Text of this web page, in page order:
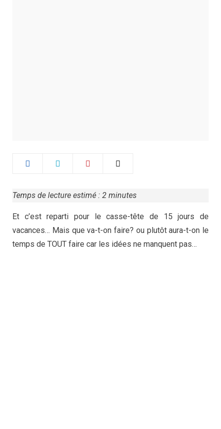
Temps de lecture estimé : 2 minutes
Et c’est reparti pour le casse-tête de 15 jours de
vacances… Mais que va-t-on faire? ou plutôt aura-t-on le
temps de TOUT faire car les idées ne manquent pas…